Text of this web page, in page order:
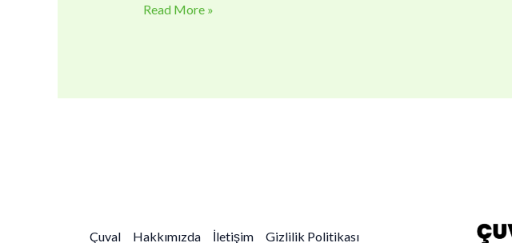
Read More »
Çuval Hakkımızda İletişim Gizlilik Politikası